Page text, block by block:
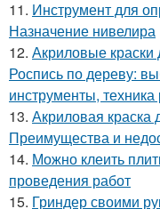
11. Инструмент для
Назначение нивелира
12. Акриловые краски
Роспись по дереву:
инструменты, техника
13. Акриловая краска
Преимущества и
14. Можно клеить
проведения работ
15. Гриндер своими